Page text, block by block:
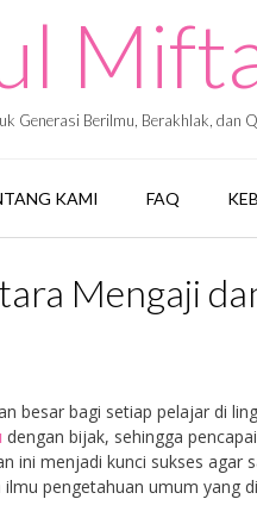
Generasi Berilmu, Berakhlak, dan
KAMI FAQ
Mengaji
besar bagi setiap pelajar di
dengan bijak, sehingga
ini menjadi kunci sukses agar
pengetahuan umum yang